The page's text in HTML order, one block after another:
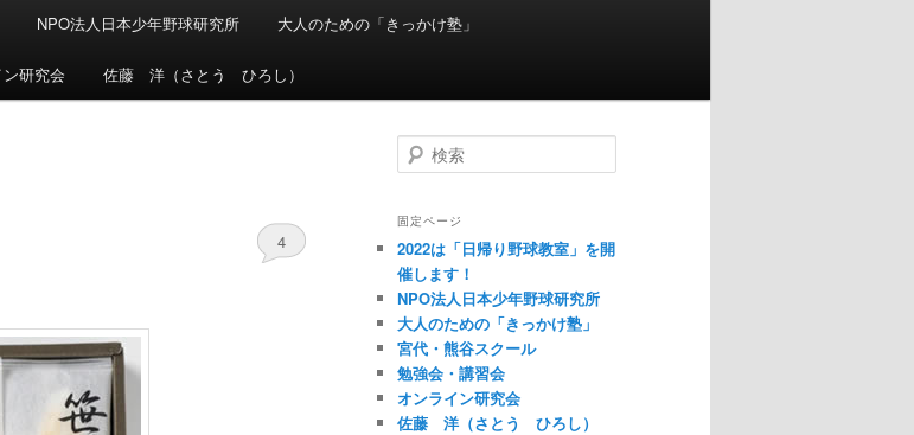
NPO法人日本少年野球研究所 大人のための「きっかけ塾」
研究会 佐藤 洋（さとう ひろし）
4
検
索
固定ページ
2022は「日帰り野球教室」を開
催します！
NPO法人日本少年野球研究所
大人のための「きっかけ塾」
宮代・熊谷スクール
勉強会・講習会
オンライン研究会
佐藤 洋（さとう ひろし）